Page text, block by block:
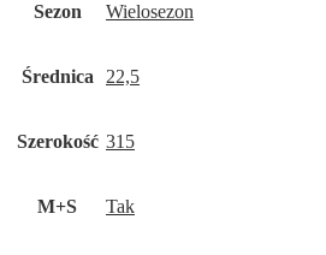
Sezon Wielosezon
Średnica 22,5
Szerokość 315
M+S Tak